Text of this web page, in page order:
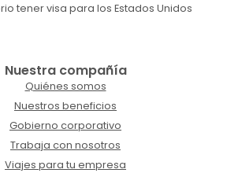
tener visa para los Estados Unidos
Nuestra compañía
Quiénes somos
Nuestros beneficios
Gobierno corporativo
Trabaja con nosotros
Viajes para tu empresa